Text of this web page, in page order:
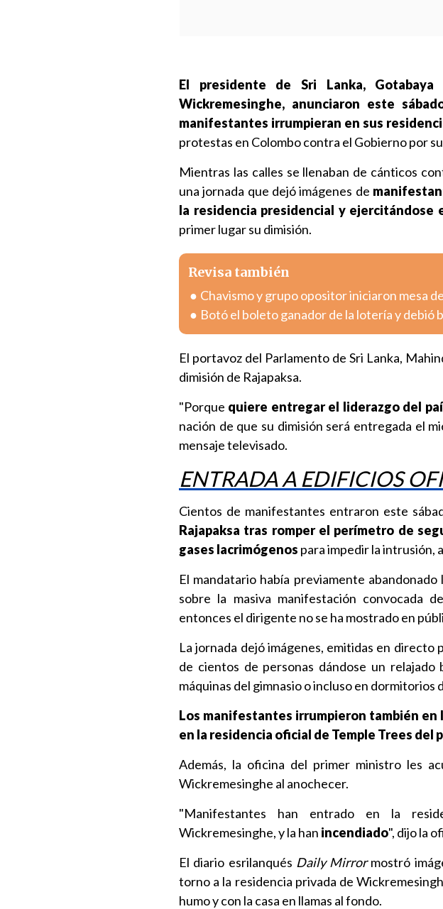
El presidente de Sri Lanka,
Wickremesinghe, anunciaron este
manifestantes irrumpieran en sus
protestas en Colombo contra el Gobierno por
Mientras las calles se llenaban de cánticos
una jornada que dejó imágenes de
la residencia presidencial y ejercitándose
primer lugar su dimisión.
Revisa también
Chavismo y grupo opositor iniciaron mesa
Botó el boleto ganador de la lotería y debió
El portavoz del Parlamento de Sri Lanka,
dimisión de Rajapaksa.
"Porque quiere entregar el liderazgo del
nación de que su dimisión será entregada el
mensaje televisado.
ENTRADA A EDIFICIOS
Cientos de manifestantes entraron este
Rajapaksa tras romper el perímetro de
gases lacrimógenos para impedir la intrusión,
El mandatario había previamente
sobre la masiva manifestación convocada
entonces el dirigente no se ha mostrado en
La jornada dejó imágenes, emitidas en directo
de cientos de personas dándose un relajado
máquinas del gimnasio o incluso en dormitorios
Los manifestantes irrumpieron también
en la residencia oficial de Temple Trees del
Además, la oficina del primer ministro les
Wickremesinghe al anochecer.
"Manifestantes han entrado en la
Wickremesinghe, y la han incendiado", dijo la
El diario esrilanqués Daily Mirrormostró
torno a la residencia privada de
humo y con la casa en llamas al fondo.